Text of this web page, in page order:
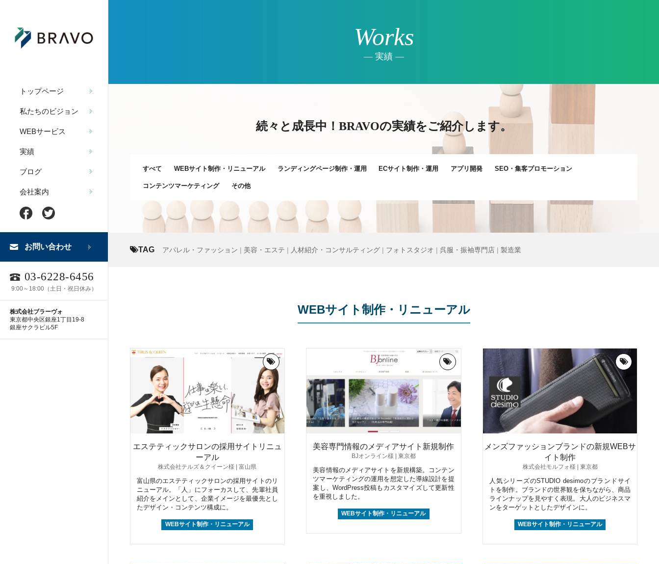
トップページ
私たちのビジョン
WEBサービス
実績
ブログ
会社案内
お問い合わせ
03-6228-6456
9:00～18:00（土日・祝日休み）
株式会社ブラーヴォ
東京都中央区銀座1丁目19-8
銀座サクラビル5F
Works
実績
続々と成長中！BRAVOの実績をご紹介します。
すべて WEBサイト制作・リニューアル ランディングページ制作・運用 ECサイト制作・運用 アプリ開発 SEO・集客プロモーション
コンテンツマーケティング その他
TAG アパレル・ファッション | 美容・エステ | 人材紹介・コンサルティング| フォトスタジオ | 呉服・振袖専門店| 製造業
WEBサイト制作・リニューアル
エステティックサロンの採用サイトリニュ
ーアル
株式会社テルズ＆クイーン様 | 富山県
富山県のエステティックサロンの採用サイトのリ
ニューアル。「人」にフォーカスして、先輩社員
紹介をメインとして、企業イメージを最優先とし
たデザイン・コンテンツ構成に。
WEBサイト制作・リニューアル
美容専門情報のメディアサイト新規制作
BJオンライン様 | 東京都
美容情報のメディアサイトを新規構築。コンテン
ツマーケティングの運用を想定した導線設計を提
案し、WordPress投稿もカスタマイズして更新性
を重視しました。
WEBサイト制作・リニューアル
メンズファッションブランドの新規WEBサ
イト制作
株式会社モルフォ様 | 東京都
人気シリーズのSTUDIO desimoのブランドサイ
トを制作。ブランドの世界観を保ちながら、商品
ラインナップを見やすく表現。大人のビジネスマ
ンをターゲットとしたデザインに。
WEBサイト制作・リニューアル